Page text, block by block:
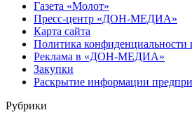
Газета «Молот»
Пресс-центр «ДОН-МЕДИА»
Карта сайта
Политика
Реклама в «ДОН-МЕДИА»
Закупки
Раскрытие информации
Рубрики